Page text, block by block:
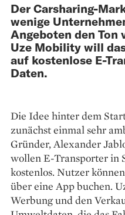
Der Carsharing-
wenige
Angeboten den Ton
Uze Mobility will
auf kostenlose E-
Daten.
Die Idee hinter dem
zunächst einmal sehr
Gründer, Alexander
wollen E-Transporter in
kostenlos. Nutzer
über eine App buchen.
Werbung und den